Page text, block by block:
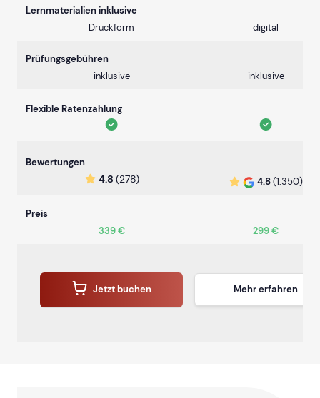
Lernmaterialien inklusive
Druckform
digital
Prüfungsgebühren
inklusive
inklusive
Flexible Ratenzahlung
Bewertungen
4.8 (278) 4.8(1.350)
Preis
339 €
299 €
Jetzt buchen Mehr erfahren